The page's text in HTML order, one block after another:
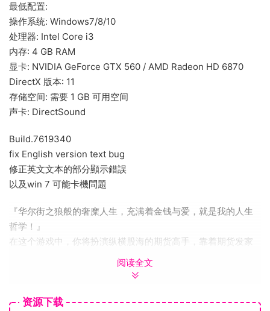
最低配置:
操作系统: Windows7/8/10
处理器: Intel Core i3
内存: 4 GB RAM
显卡: NVIDIA GeForce GTX 560 / AMD Radeon HD 6870
DirectX 版本: 11
存储空间: 需要 1 GB 可用空间
声卡: DirectSound
Build.7619340
fix English version text bug
修正英文文本的部分顯示錯誤
以及win 7 可能卡機問題
『华尔街之狼般的奢糜人生，充满着金钱与爱，就是我的人生
哲学！』
在这个游戏中，你将扮演纵横股海的期货高手，靠着期货发家
致富，享受着被众多美女环绕的日常生活。
阅读全文
资源下载